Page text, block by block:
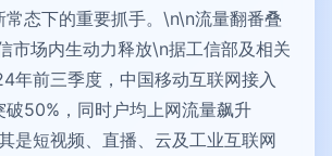
常态下的重要抓手。\n\n流量翻番叠
市场内生动力释放\n据工信部及相关
年前三季度，中国移动互联网接入
破50%，同时户均上网流量飙升
是短视频、直播、云及工业互联网